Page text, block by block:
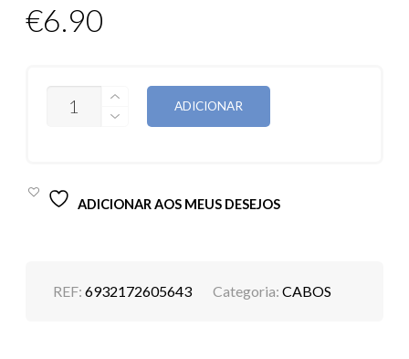
€6.90
QUANTIDADE
USB-
C
BLACK
ADICIONAR
ADICIONAR AOS MEUS DESEJOS
REF:6932172605643 Categoria:CABOS